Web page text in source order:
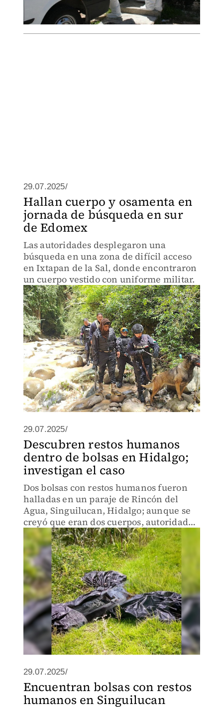
29.07.2025/
Hallan cuerpo y osamenta en
jornada de búsqueda en sur
de Edomex
Las autoridades desplegaron una
búsqueda en una zona de difícil acceso
en Ixtapan de la Sal, donde encontraron
un cuerpo vestido con uniforme militar.
29.07.2025/
Descubren restos humanos
dentro de bolsas en Hidalgo;
investigan el caso
Dos bolsas con restos humanos fueron
halladas en un paraje de Rincón del
Agua, Singuilucan, Hidalgo; aunque se
creyó que eran dos cuerpos, autoridades
confirmaron que los restos pertenecen a
una sola persona.
29.07.2025/
Encuentran bolsas con restos
humanos en Singuilucan